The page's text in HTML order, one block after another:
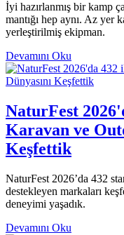
İyi hazırlanmış bir kamp
mantığı hep aynı. Az yer
yerleştirilmiş ekipman.
Devamını Oku
NaturFest
Karavan ve
Keşfettik
NaturFest 2026’da 432
destekleyen markaları
deneyimi yaşadık.
Devamını Oku